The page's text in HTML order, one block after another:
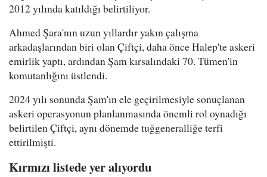
2012 yılında katıldığı belirtiliyor.
Ahmed Şara'nın uzun yıllardır yakın çalışma
arkadaşlarından biri olan Çiftçi, daha önce Halep'te askeri
emirlik yaptı, ardından Şam kırsalındaki 70. Tümen'in
komutanlığını üstlendi.
2024 yılı sonunda Şam'ın ele geçirilmesiyle sonuçlanan
askeri operasyonun planlanmasında önemli rol oynadığı
belirtilen Çiftçi, aynı dönemde tuğgeneralliğe terfi
ettirilmişti.
Kırmızı listede yer alıyordu